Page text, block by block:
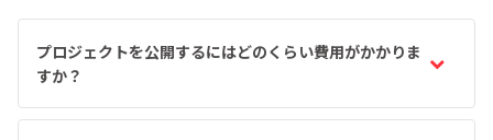
プロジェクトを公開するにはどのくらい費用がかかりま
すか？